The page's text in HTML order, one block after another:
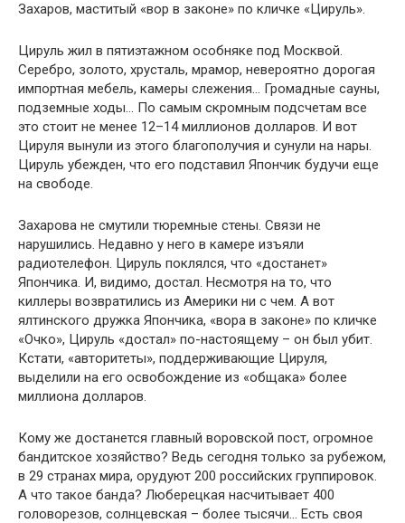
Захаров, маститый «вор в законе» по кличке «Цируль».
Цируль жил в пятиэтажном особняке под Москвой.
Серебро, золото, хрусталь, мрамор, невероятно дорогая
импортная мебель, камеры слежения… Громадные сауны,
подземные ходы… По самым скромным подсчетам все
это стоит не менее 12–14 миллионов долларов. И вот
Цируля вынули из этого благополучия и сунули на нары.
Цируль убежден, что его подставил Япончик будучи еще
на свободе.
Захарова не смутили тюремные стены. Связи не
нарушились. Недавно у него в камере изъяли
радиотелефон. Цируль поклялся, что «достанет»
Япончика. И, видимо, достал. Несмотря на то, что
киллеры возвратились из Америки ни с чем. А вот
ялтинского дружка Япончика, «вора в законе» по кличке
«Очко», Цируль «достал» по-настоящему – он был убит.
Кстати, «авторитеты», поддерживающие Цируля,
выделили на его освобождение из «общака» более
миллиона долларов.
Кому же достанется главный воровской пост, огромное
бандитское хозяйство? Ведь сегодня только за рубежом,
в 29 странах мира, орудуют 200 российских группировок.
А что такое банда? Люберецкая насчитывает 400
головорезов, солнцевская – более тысячи… Есть своя